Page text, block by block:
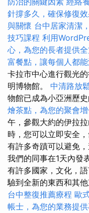
針撐多久，確保修復
與關懷 台中居家清潔
技巧課程 利用
心，為您的長者提供
富餐點，讓每個人都
卡拉市中心進行觀光
明博物館。 中清路放
物館已成為小亞洲歷
燴茶點，為您的聚會
午，參觀大約的伊拉
時，您可以立即安全
有許多奇蹟可以避免
我們的同事在1天內發
有許多國家，文化，
驗到全新的東西和其他
台中整復推薦療程 歐
帳士，為您的業務提